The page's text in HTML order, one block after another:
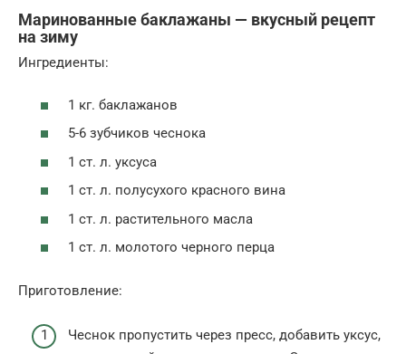
Маринованные баклажаны — вкусный рецепт
на зиму
Ингредиенты:
1 кг. баклажанов
5-6 зубчиков чеснока
1 ст. л. уксуса
1 ст. л. полусухого красного вина
1 ст. л. растительного масла
1 ст. л. молотого черного перца
Приготовление:
Чеснок пропустить через пресс, доба­вить уксус,